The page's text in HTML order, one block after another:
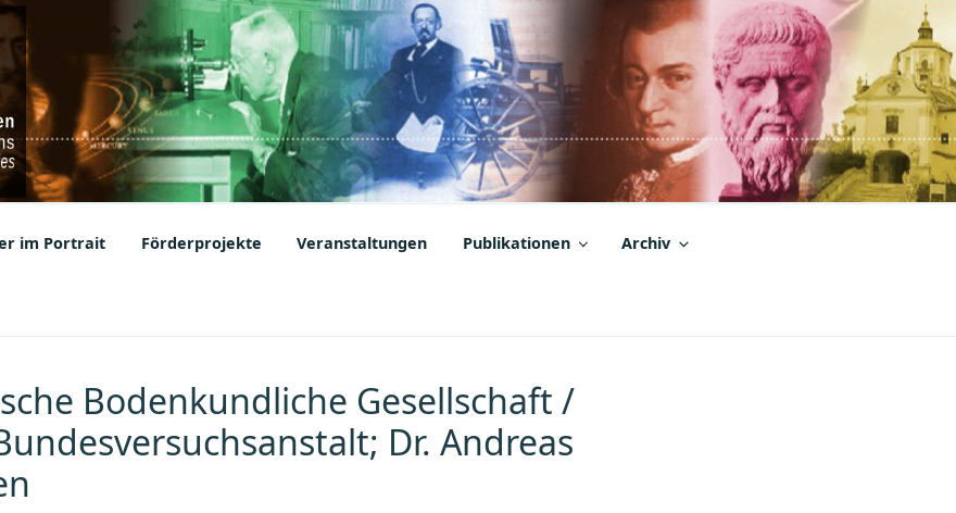
im Portrait Förderprojekte Veranstaltungen Publikationen Archiv
Bodenkundliche Gesellschaft /
Dr. Andreas